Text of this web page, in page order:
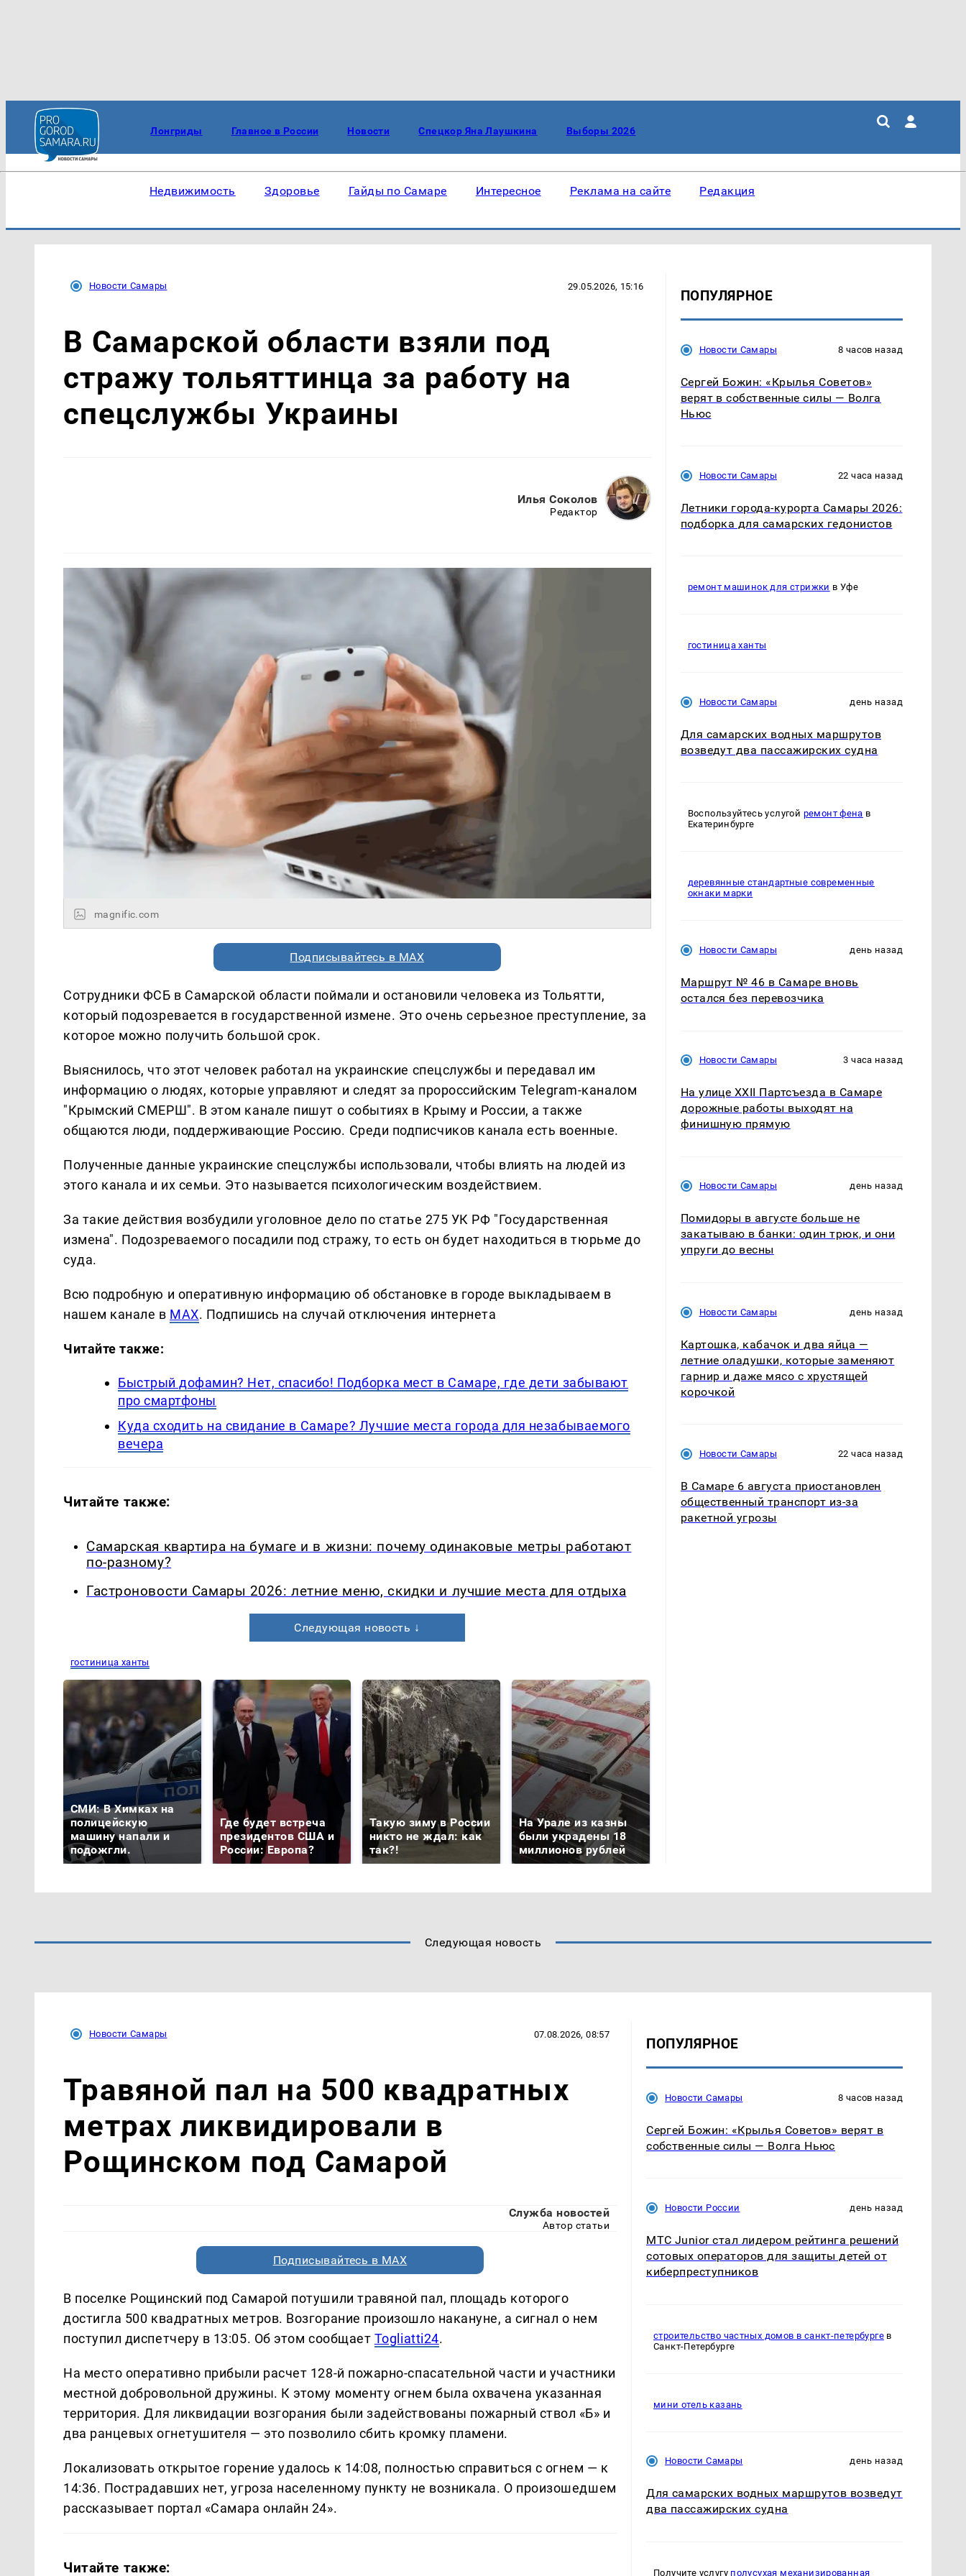
Лонгриды Главное в России Новости Спецкор Яна Лаушкина Выборы 2026
Недвижимость Здоровье Гайды по Самаре Интересное Реклама на сайте Редакция
Новости Самары 29.05.2026, 15:16
В Самарской области взяли под
стражу тольяттинца за работу на
спецслужбы Украины
Илья Соколов
Редактор
magnific.com
Подписывайтесь в MAX
Сотрудники ФСБ в Самарской области поймали и остановили человека из Тольятти,
который подозревается в государственной измене. Это очень серьезное преступление, за
которое можно получить большой срок.
Выяснилось, что этот человек работал на украинские спецслужбы и передавал им
информацию о людях, которые управляют и следят за пророссийским Telegram-каналом
"Крымский СМЕРШ". В этом канале пишут о событиях в Крыму и России, а также
общаются люди, поддерживающие Россию. Среди подписчиков канала есть военные.
Полученные данные украинские спецслужбы использовали, чтобы влиять на людей из
этого канала и их семьи. Это называется психологическим воздействием.
За такие действия возбудили уголовное дело по статье 275 УК РФ "Государственная
измена". Подозреваемого посадили под стражу, то есть он будет находиться в тюрьме до
суда.
Всю подробную и оперативную информацию об обстановке в городе выкладываем в
нашем канале в MAX. Подпишись на случай отключения интернета
Читайте также:
Быстрый дофамин? Нет, спасибо! Подборка мест в Самаре, где дети забывают
про смартфоны
Куда сходить на свидание в Самаре? Лучшие места города для незабываемого
вечера
Читайте также:
Самарская квартира на бумаге и в жизни: почему одинаковые метры работают
по-разному?
Гастроновости Самары 2026: летние меню, скидки и лучшие места для отдыха
Следующая новость ↓
гостиница ханты
СМИ: В Химках на
полицейскую
машину напали и
подожгли.
Где будет встреча
президентов США и
России: Европа?
Такую зиму в России
никто не ждал: как
так?!
На Урале из казны
были украдены 18
миллионов рублей
ПОПУЛЯРНОЕ
Новости Самары 8 часов назад
Сергей Божин: «Крылья Советов»
верят в собственные силы — Волга
Ньюс
Новости Самары 22 часа назад
Летники города-курорта Самары 2026:
подборка для самарских гедонистов
ремонт машинок для стрижки в Уфе
гостиница ханты
Новости Самары день назад
Для самарских водных маршрутов
возведут два пассажирских судна
Воспользуйтесь услугой ремонт фена в
Екатеринбурге
деревянные стандартные современные
окнаки марки
Новости Самары день назад
Маршрут № 46 в Самаре вновь
остался без перевозчика
Новости Самары 3 часа назад
На улице XXII Партсъезда в Самаре
дорожные работы выходят на
финишную прямую
Новости Самары день назад
Помидоры в августе больше не
закатываю в банки: один трюк, и они
упруги до весны
Новости Самары день назад
Картошка, кабачок и два яйца —
летние оладушки, которые заменяют
гарнир и даже мясо с хрустящей
корочкой
Новости Самары 22 часа назад
В Самаре 6 августа приостановлен
общественный транспорт из-за
ракетной угрозы
Следующая новость
Новости Самары 07.08.2026, 08:57
Травяной пал на 500 квадратных
метрах ликвидировали в
Рощинском под Самарой
Служба новостей
Автор статьи
Подписывайтесь в MAX
В поселке Рощинский под Самарой потушили травяной пал, площадь которого
достигла 500 квадратных метров. Возгорание произошло накануне, а сигнал о нем
поступил диспетчеру в 13:05. Об этом сообщает Togliatti24.
На место оперативно прибыли расчет 128-й пожарно-спасательной части и участники
местной добровольной дружины. К этому моменту огнем была охвачена указанная
территория. Для ликвидации возгорания были задействованы пожарный ствол «Б» и
два ранцевых огнетушителя — это позволило сбить кромку пламени.
Локализовать открытое горение удалось к 14:08, полностью справиться с огнем — к
14:36. Пострадавших нет, угроза населенному пункту не возникала. О произошедшем
рассказывает портал «Самара онлайн 24».
Читайте также:
ПОПУЛЯРНОЕ
Новости Самары 8 часов назад
Сергей Божин: «Крылья Советов» верят в
собственные силы — Волга Ньюс
Новости России день назад
МТС Junior стал лидером рейтинга решений
сотовых операторов для защиты детей от
киберпреступников
строительство частных домов в санкт-петербурге в
Санкт-Петербурге
мини отель казань
Новости Самары день назад
Для самарских водных маршрутов возведут
два пассажирских судна
Получите услугу полусухая механизированная